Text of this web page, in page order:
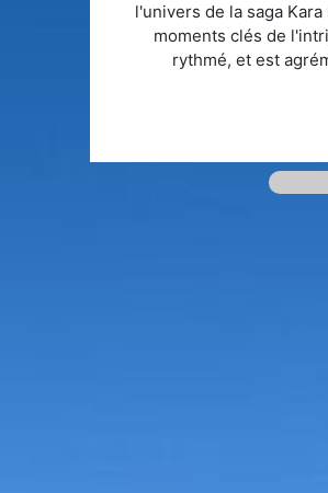
l'univers de la saga
moments clés de
rythmé, et est